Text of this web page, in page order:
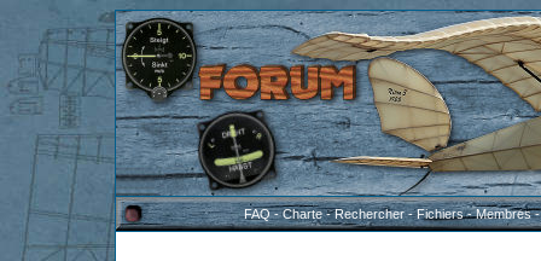
FAQ-Charte-Rechercher-Fichiers-Membres